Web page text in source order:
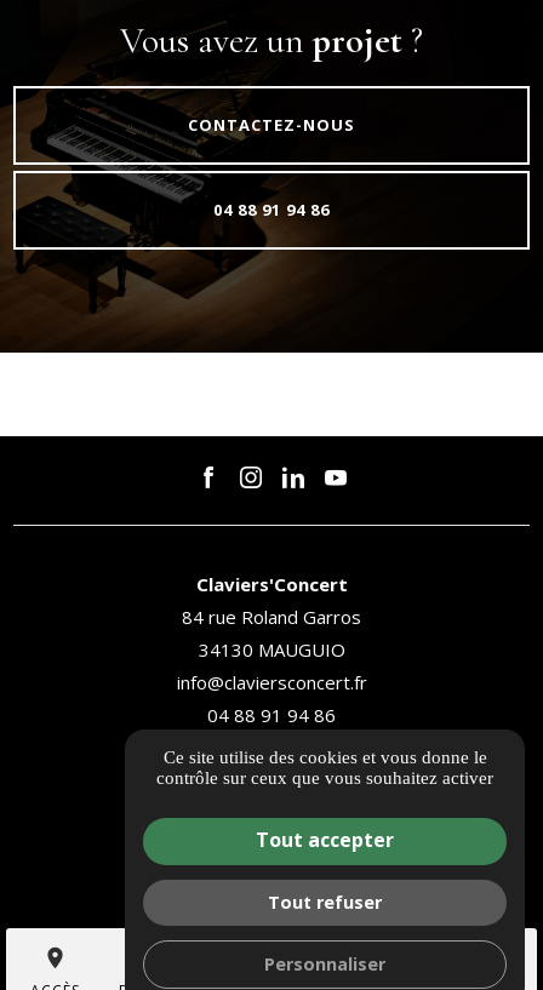
Vous avez unprojet ?
CONTACTEZ-NOUS
04 88 91 94 86
place shopping_cart search mail call
Claviers'Concert
84 rue Roland Garros
34130 MAUGUIO
info@claviersconcert.fr
04 88 91 94 86
ITINÉRAIRE
Nos références
Informations complémentaires
Mentions légales
Politique de confidentialité
Gestion des cookies
Ce site utilise des cookies et vous donne le
contrôle sur ceux que vous souhaitez activer
Tout accepter
Tout refuser
Personnaliser